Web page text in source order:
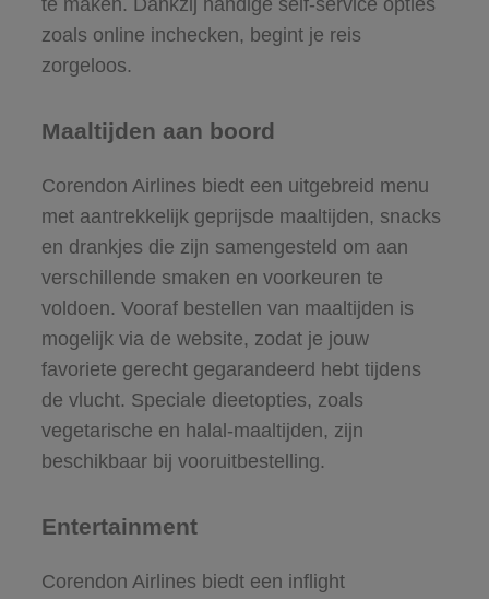
zoals online inchecken, begint je reis
zorgeloos.
Maaltijden aan boord
Corendon Airlines biedt een uitgebreid menu
met aantrekkelijk geprijsde maaltijden, snacks
en drankjes die zijn samengesteld om aan
verschillende smaken en voorkeuren te
voldoen. Vooraf bestellen van maaltijden is
mogelijk via de website, zodat je jouw
favoriete gerecht gegarandeerd hebt tijdens
de vlucht. Speciale dieetopties, zoals
vegetarische en halal-maaltijden, zijn
beschikbaar bij vooruitbestelling.
Entertainment
Corendon Airlines biedt een inflight